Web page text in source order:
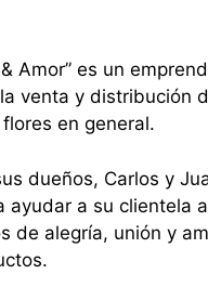
Amor” es un
venta y distribución
en general.
dueños, Carlos y
ayudar a su clientela
de alegría, unión y